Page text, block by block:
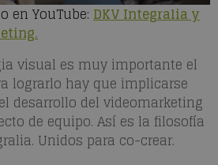
en YouTube: DKV Integralia y
visual es muy importante el
lograrlo hay que implicarse
desarrollo del videomarketing
de equipo. Así es la filosofía
Unidos para co-crear.